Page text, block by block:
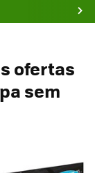
ofertas
sem